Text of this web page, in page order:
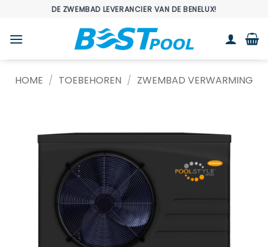
inhoud
DE ZWEMBAD LEVERANCIER VAN DE BENELUX!
HOME / TOEBEHOREN / ZWEMBAD VERWARMING